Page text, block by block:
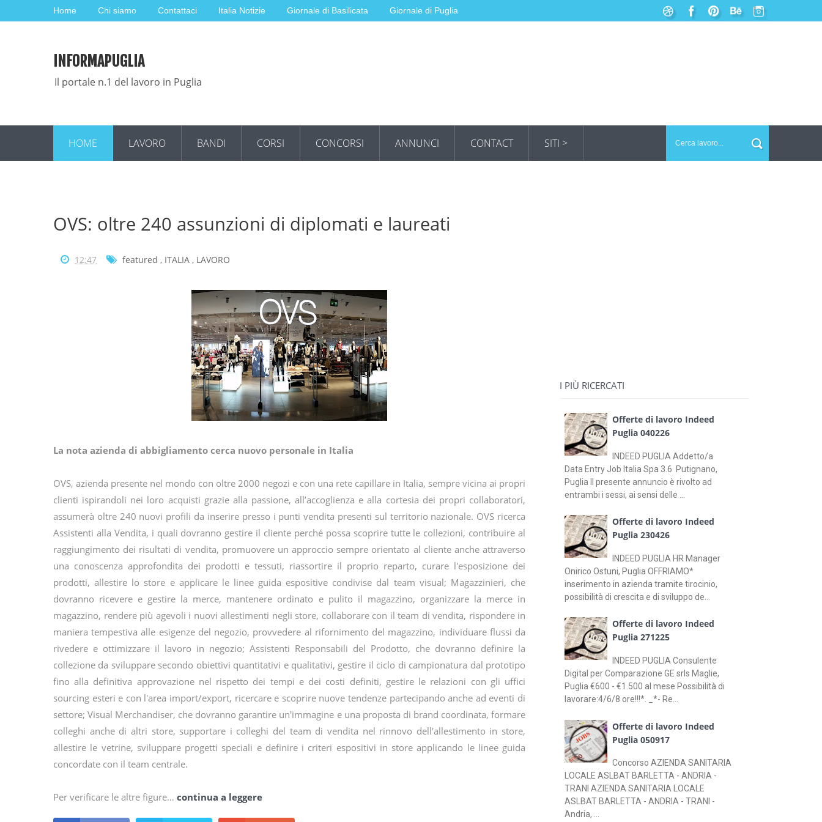
Home Chi siamo Contattaci Italia Notizie Giornale di Basilicata Giornale di Puglia
INFORMAPUGLIA
Il portale n.1 del lavoro in Puglia
HOME LAVORO BANDI CORSI CONCORSI ANNUNCI CONTACT SITI >
OVS: oltre 240 assunzioni di diplomati e laureati
12:47 featured , ITALIA , LAVORO
La nota azienda di abbigliamento cerca nuovo personale in Italia
OVS, azienda presente nel mondo con oltre 2000 negozi e con una rete capillare in Italia, sempre vicina ai propri
clienti ispirandoli nei loro acquisti grazie alla passione, all’accoglienza e alla cortesia dei propri collaboratori,
assumerà oltre 240 nuovi profili da inserire presso i punti vendita presenti sul territorio nazionale. OVS ricerca
Assistenti alla Vendita, i quali dovranno gestire il cliente perché possa scoprire tutte le collezioni, contribuire al
raggiungimento dei risultati di vendita, promuovere un approccio sempre orientato al cliente anche attraverso
una conoscenza approfondita dei prodotti e tessuti, riassortire il proprio reparto, curare l'esposizione dei
prodotti, allestire lo store e applicare le linee guida espositive condivise dal team visual; Magazzinieri, che
dovranno ricevere e gestire la merce, mantenere ordinato e pulito il magazzino, organizzare la merce in
magazzino, rendere più agevoli i nuovi allestimenti negli store, collaborare con il team di vendita, rispondere in
maniera tempestiva alle esigenze del negozio, provvedere al rifornimento del magazzino, individuare flussi da
rivedere e ottimizzare il lavoro in negozio; Assistenti Responsabili del Prodotto, che dovranno definire la
collezione da sviluppare secondo obiettivi quantitativi e qualitativi, gestire il ciclo di campionatura dal prototipo
fino alla definitiva approvazione nel rispetto dei tempi e dei costi definiti, gestire le relazioni con gli uffici
sourcing esteri e con l'area import/export, ricercare e scoprire nuove tendenze partecipando anche ad eventi di
settore; Visual Merchandiser, che dovranno garantire un'immagine e una proposta di brand coordinata, formare
colleghi anche di altri store, supportare i colleghi del team di vendita nel rinnovo dell'allestimento in store,
allestire le vetrine, sviluppare progetti speciali e definire i criteri espositivi in store applicando le linee guida
concordate con il team centrale.
Per verificare le altre figure… continua a leggere
I PIÙ RICERCATI
Offerte di lavoro Indeed
Puglia 040226
INDEED PUGLIA Addetto/a
Data Entry Job Italia Spa 3.6 Putignano,
Puglia Il presente annuncio è rivolto ad
entrambi i sessi, ai sensi delle ...
Offerte di lavoro Indeed
Puglia 230426
INDEED PUGLIA HR Manager
Onirico Ostuni, Puglia OFFRIAMO*
inserimento in azienda tramite tirocinio,
possibilità di crescita e di sviluppo de...
Offerte di lavoro Indeed
Puglia 271225
INDEED PUGLIA Consulente
Digital per Comparazione GE srls Maglie,
Puglia €600 - €1.500 al mese Possibilità di
lavorare:4/6/8 ore!!!*. _*- Re...
Offerte di lavoro Indeed
Puglia 050917
Concorso AZIENDA SANITARIA
LOCALE ASLBAT BARLETTA - ANDRIA -
TRANI AZIENDA SANITARIA LOCALE
ASLBAT BARLETTA - ANDRIA - TRANI -
Andria, ...